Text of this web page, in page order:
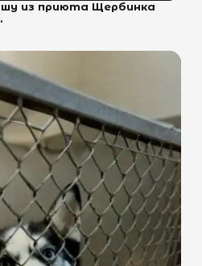
из приюта Щербинка